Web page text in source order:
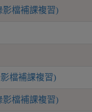
影檔補課複習)
檔補課複習)
影檔補課複習)